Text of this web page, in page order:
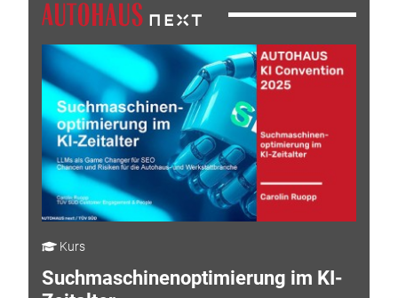
Kurs
Suchmaschinenoptimierung im KI-